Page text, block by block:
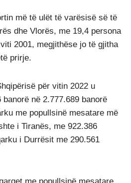
më të ulët të varësisë së të
dhe Vlorës, me 19,4 persona
2001, megjithëse jo të gjitha
prirje.
për vitin 2022 u
banorë në 2.777.689 banorë
me popullsinë mesatare më
i Tiranës, me 922.386
i Durrësit me 290.561